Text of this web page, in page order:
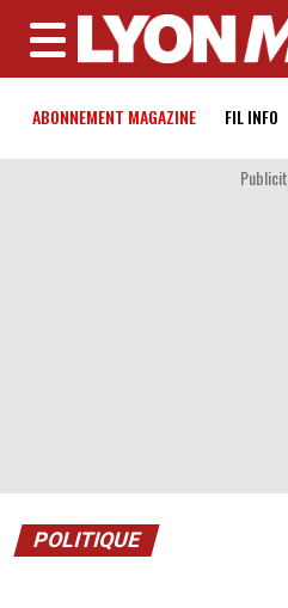
MENU
ABONNEMENT MAGAZINE FIL INFO
POLITIQUE